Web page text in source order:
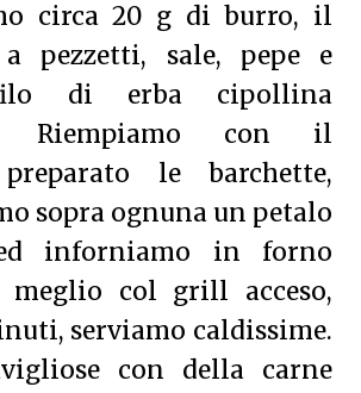
circa 20 g di burro, il
pezzetti, sale, pepe e
di erba cipollina
Riempiamo con il
le barchette,
sopra ognuna un petalo
inforniamo in forno
meglio col grill acceso,
serviamo caldissime.
con della carne